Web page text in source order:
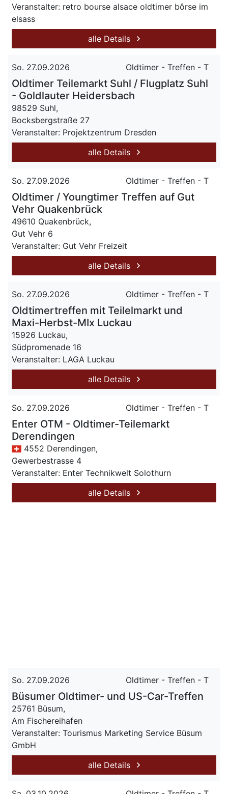
Veranstalter: retro bourse alsace oldtimer bôrse im
elsass
alle Details
So. 27.09.2026 Oldtimer - Treffen - T
Oldtimer Teilemarkt Suhl / Flugplatz Suhl
- Goldlauter Heidersbach
98529 Suhl,
Bocksbergstraße 27
Veranstalter: Projektzentrum Dresden
alle Details
So. 27.09.2026 Oldtimer - Treffen - T
Oldtimer / Youngtimer Treffen auf Gut
Vehr Quakenbrück
49610 Quakenbrück,
Gut Vehr 6
Veranstalter: Gut Vehr Freizeit
alle Details
So. 27.09.2026 Oldtimer - Treffen - T
Oldtimertreffen mit Teilelmarkt und
Maxi-Herbst-MIx Luckau
15926 Luckau,
Südpromenade 16
Veranstalter: LAGA Luckau
alle Details
So. 27.09.2026 Oldtimer - Treffen - T
Enter OTM - Oldtimer-Teilemarkt
Derendingen
4552 Derendingen,
Gewerbestrasse 4
Veranstalter: Enter Technikwelt Solothurn
alle Details
So. 27.09.2026 Oldtimer - Treffen - T
Büsumer Oldtimer- und US-Car-Treffen
25761 Büsum,
Am Fischereihafen
Veranstalter: Tourismus Marketing Service Büsum
GmbH
alle Details